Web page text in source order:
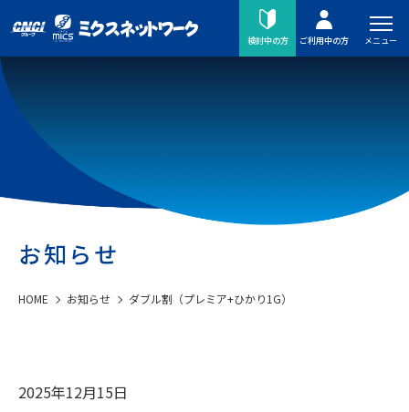
検討中の方 ご利用中の方 メニュー
お知らせ
HOME お知らせ ダブル割（プレミア+ひかり1G）
2025年12月15日